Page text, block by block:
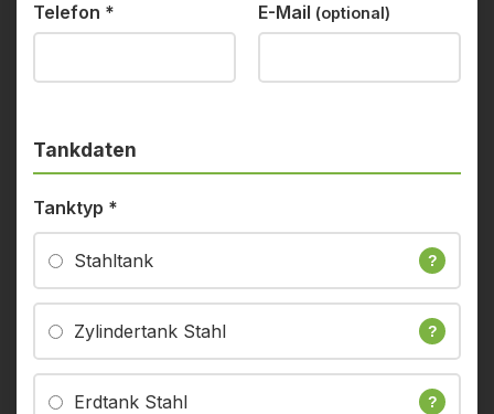
Telefon * E-Mail (optional)
Tankdaten
Tanktyp *
Stahltank ?
Zylindertank Stahl ?
Erdtank Stahl ?